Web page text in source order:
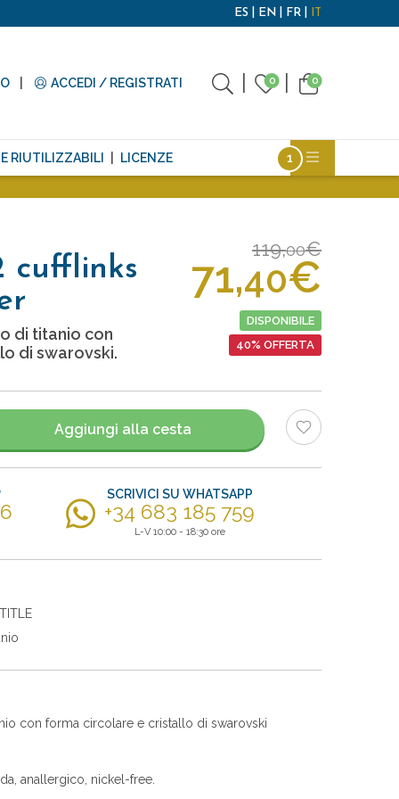
ES EN FR IT
ACCEDI / REGISTRATI 0 0
RIUTILIZZABILI LICENZE
cufflinks
di titanio con
di swarovski.
119,00€
71,40€
DISPONIBILE
40% OFFERTA
Aggiungi alla cesta
SCRIVICI SU WHATSAPP
+34 683 185 759
L-V 10:00 - 18:30 ore
con forma circolare e cristallo di swarovski
anallergico, nickel-free.